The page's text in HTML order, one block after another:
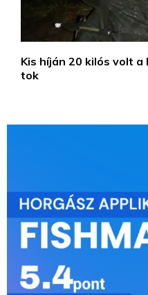
Kis híján 20 kilós volt
tok